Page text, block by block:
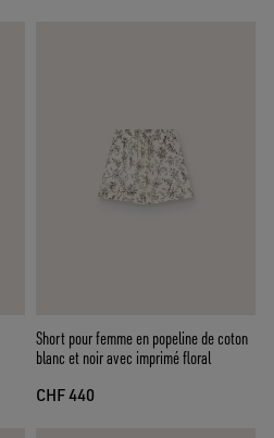
Short pour femme en popeline de coton
blanc et noir avec imprimé floral
CHF 440